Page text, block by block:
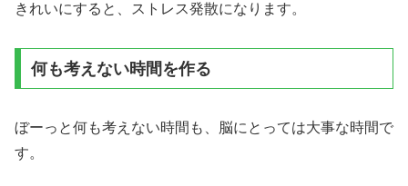
きれいにすると、ストレス発散になります。
何も考えない時間を作る
ぼーっと何も考えない時間も、脳にとっては大事な時間で
す。